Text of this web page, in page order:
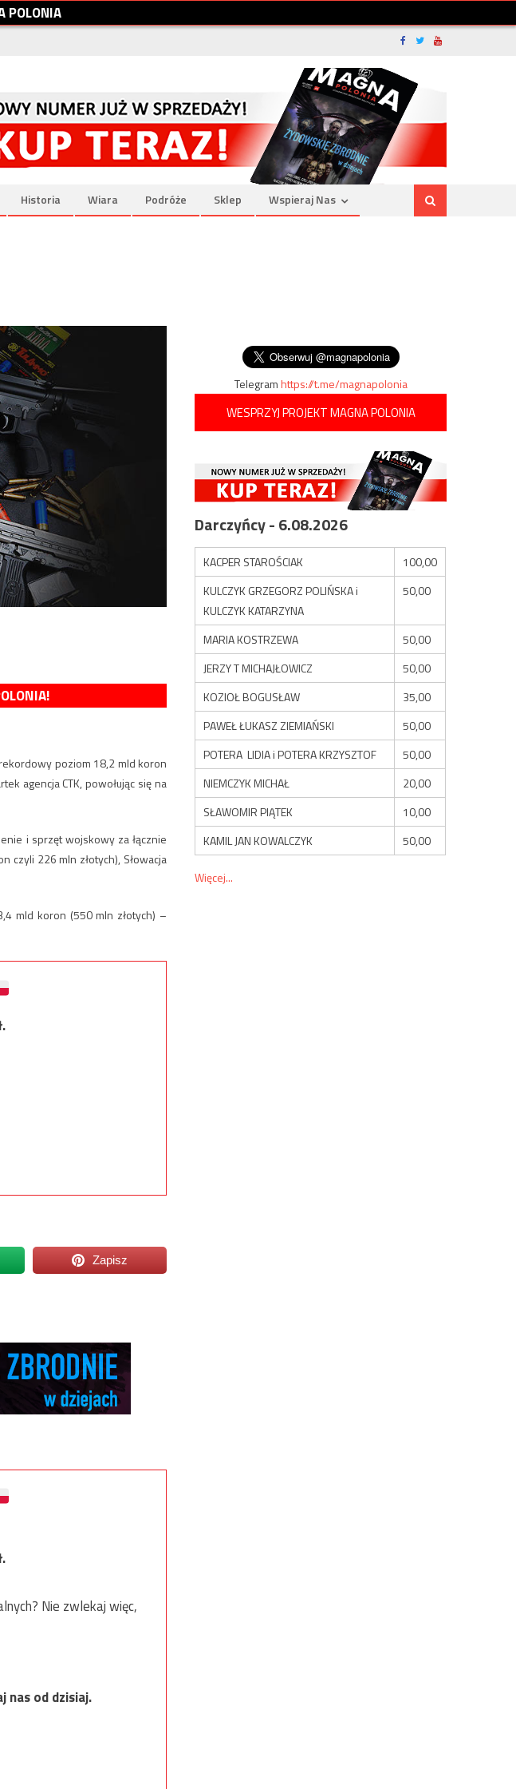
POLONIA
Historia Wiara Podróże Sklep Wspieraj Nas
poziom 18,2 mld koron
agencja CTK, powołując się na
i sprzęt wojskowy za łącznie
czyli 226 mln złotych), Słowacja
mld koron (550 mln złotych) –
Zapisz
Nie zwlekaj więc,
nas od dzisiaj.
Telegramhttps://t.me/magnapolonia
WESPRZYJ PROJEKT MAGNA POLONIA
Darczyńcy - 6.08.2026
KACPER STAROŚCIAK
100,00
KULCZYK GRZEGORZ POLIŃSKA i
KULCZYK KATARZYNA
50,00
MARIA KOSTRZEWA
50,00
JERZY T MICHAJŁOWICZ
50,00
KOZIOŁ BOGUSŁAW
35,00
PAWEŁ ŁUKASZ ZIEMIAŃSKI
50,00
POTERA LIDIA i POTERA KRZYSZTOF
50,00
NIEMCZYK MICHAŁ
20,00
SŁAWOMIR PIĄTEK
10,00
KAMIL JAN KOWALCZYK
50,00
Więcej...